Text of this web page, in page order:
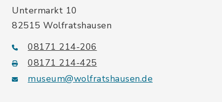
Untermarkt 10
82515 Wolfratshausen
08171 214-206
08171 214-425
museum@wolfratshausen.de